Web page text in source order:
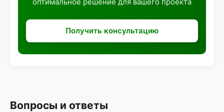
Получить консультацию
Вопросы и ответы